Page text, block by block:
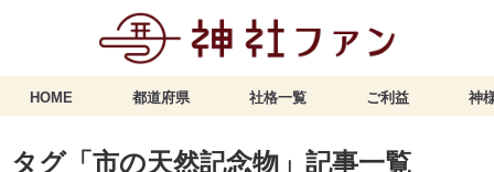
HOME 都道府県 社格一覧 ご利益 神
タグ「市の天然記念物」記事一覧